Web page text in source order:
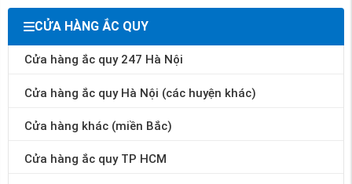
CỬA HÀNG ẮC QUY
Cửa hàng ắc quy 247 Hà Nội
Cửa hàng ắc quy Hà Nội (các huyện khác)
Cửa hàng khác (miền Bắc)
Cửa hàng ắc quy TP HCM